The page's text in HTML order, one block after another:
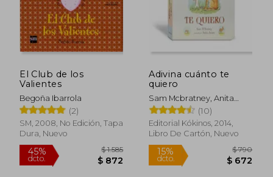
50%
dcto. $ 652 dcto. $
El Club de los
Valientes
Begoña Ibarrola
(2)
SM, 2008, No Edición, Tapa
Dura, Nuevo
Adivina cuánto te
quiero
Sam Mcbratney, Anita
Jeram
(10)
Editorial Kókinos, 2014,
Libro De Cartón, Nuevo